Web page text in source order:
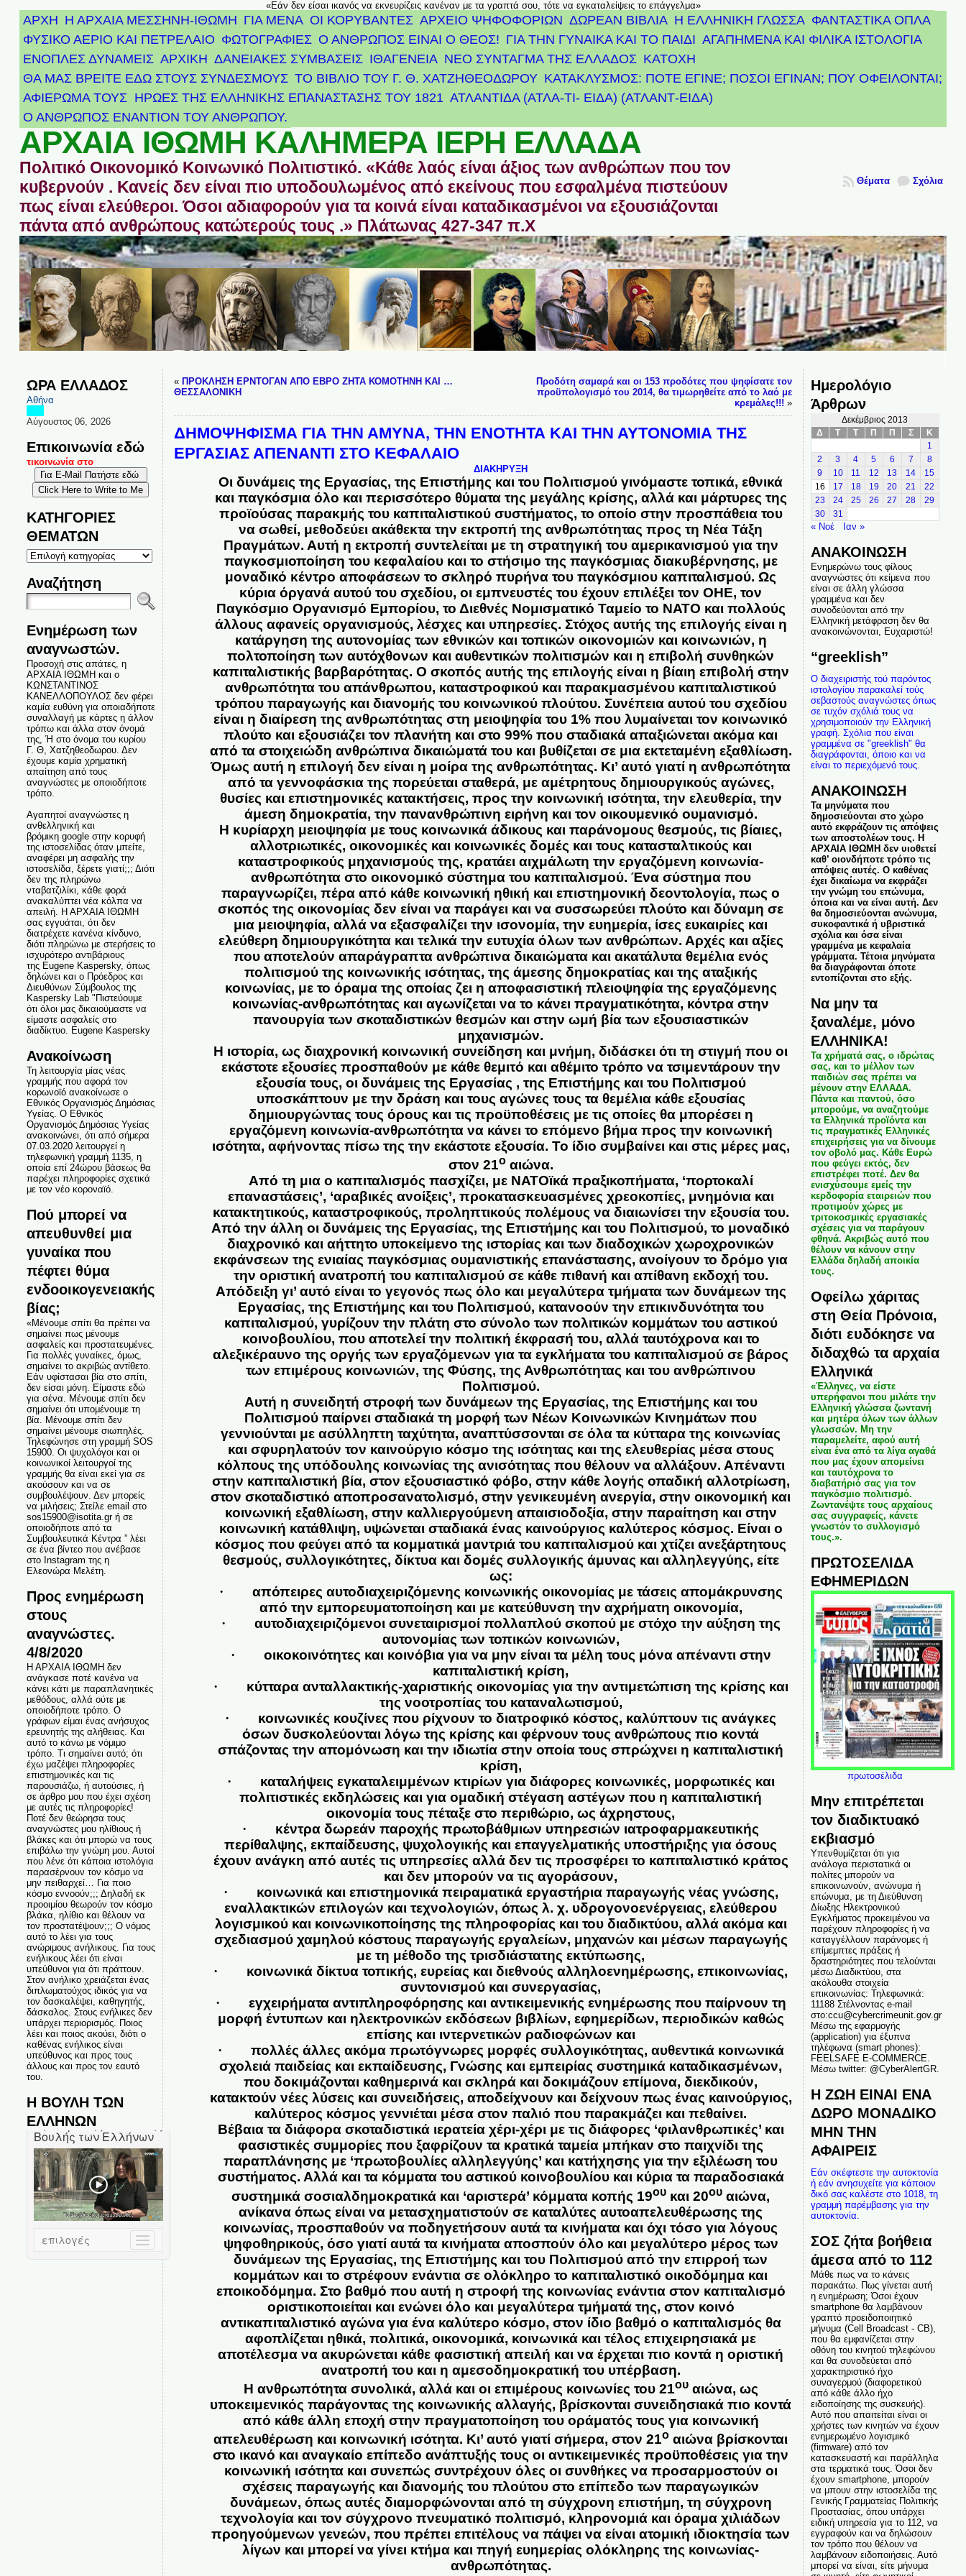
«Εάν δεν είσαι ικανός να εκνευρίζεις κανέναν με τα γραπτά σου, τότε να εγκαταλείψεις το επάγγελμα»
ΑΡΧΗ Η ΑΡΧΑΙΑ ΜΕΣΣΗΝΗ-ΙΘΩΜΗ ΓΙΑ ΜΕΝΑ ΟΙ ΚΟΡΥΒΑΝΤΕΣ ΑΡΧΕΊΟ ΨΗΦΟΦΟΡΙΏΝ ΔΩΡΕΑΝ ΒΙΒΛΙΑ Η ΕΛΛΗΝΙΚΗ ΓΛΩΣΣΑ ΦΑΝΤΑΣΤΙΚΑ ΟΠΛΑ
ΦΥΣΙΚΟ ΑΕΡΙΟ ΚΑΙ ΠΕΤΡΕΛΑΙΟ ΦΩΤΟΓΡΑΦΙΕΣ Ο ΑΝΘΡΩΠΟΣ ΕΙΝΑΙ Ο ΘΕΟΣ! ΓΙΑ ΤΗΝ ΓΥΝΑΙΚΑ ΚΑΙ ΤΟ ΠΑΙΔΙ ΑΓΑΠΗΜΕΝΑ ΚΑΙ ΦΙΛΙΚΑ ΙΣΤΟΛΟΓΙΑ
ΕΝΟΠΛΕΣ ΔΥΝΑΜΕΙΣ ΑΡΧΙΚΉ ΔΑΝΕΙΑΚΕΣ ΣΥΜΒΑΣΕΙΣ ΙΘΑΓΕΝΕΙΑ ΝΕΟ ΣΥΝΤΑΓΜΑ ΤΗΣ ΕΛΛΑΔΟΣ ΚΑΤΟΧΗ
ΘΑ ΜΑΣ ΒΡΕΙΤΕ ΕΔΩ ΣΤΟΥΣ ΣΥΝΔΕΣΜΟΥΣ ΤΟ ΒΙΒΛΙΟ ΤΟΥ Γ. Θ. ΧΑΤΖΗΘΕΟΔΩΡΟΥ ΚΑΤΑΚΛΥΣΜΟΣ: ΠΟΤΕ ΕΓΙΝΕ; ΠΟΣΟΙ ΕΓΙΝΑΝ; ΠΟΥ ΟΦΕΙΛΟΝΤΑΙ;
ΑΦΙΈΡΩΜΑ ΤΟΥΣ ΉΡΩΕΣ ΤΗΣ ΕΛΛΗΝΙΚΉΣ ΕΠΑΝΆΣΤΑΣΗΣ ΤΟΥ 1821 ΑΤΛΑΝΤΊΔΑ (ΑΤΛΑ-ΤΙ- ΕΙΔΑ) (ΑΤΛΑΝΤ-ΕΙΔΑ)
Ο ΑΝΘΡΩΠΟΣ ΕΝΑΝΤΙΟΝ ΤΟΥ ΑΝΘΡΩΠΟΥ.
ΑΡΧΑΙΑ ΙΘΩΜΗ ΚΑΛΗΜΕΡΑ ΙΕΡΗ ΕΛΛΑΔΑ
Πολιτικό Οικονομικό Κοινωνικό Πολιτιστικό. «Κάθε λαός είναι άξιος των ανθρώπων που τον
κυβερνούν . Κανείς δεν είναι πιο υποδουλωμένος από εκείνους που εσφαλμένα πιστεύουν
πως είναι ελεύθεροι. Όσοι αδιαφορούν για τα κοινά είναι καταδικασμένοι να εξουσιάζονται
πάντα από ανθρώπους κατώτερούς τους .» Πλάτωνας 427-347 π.Χ
Σχόλια
Θέματα
ΩΡΑ ΕΛΛΑΔΟΣ
Αθήνα
Αύγουστος 06, 2026
Επικοινωνία εδώ
στο
ΚΑΤΗΓΟΡΙΕΣ
ΘΕΜΑΤΩΝ
ΚΑΤΗΓΟΡΙΕΣ
ΘΕΜΑΤΩΝ
Αναζήτηση
Ενημέρωση των
αναγνωστών.
Προσοχή στις απάτες, η
ΑΡΧΑΙΑ ΙΘΩΜΗ και ο
ΚΩΝΣΤΑΝΤΙΝΟΣ
ΚΑΝΕΛΛΟΠΟΥΛΟΣ δεν φέρει
καμία ευθύνη για οποιαδήποτε
συναλλαγή με κάρτες η άλλον
τρόπω και άλλα στον όνομά
της, Ή στο όνομα του κυρίου
Γ. Θ, Χατζηθεοδωρου. Δεν
έχουμε καμία χρηματική
απαίτηση από τους
αναγνώστες με οποιοδήποτε
τρόπο.
Αγαπητοί αναγνώστες η
ανθελληνική και
βρόμικη google στην κορυφή
της ιστοσελίδας όταν μπείτε,
αναφέρει μη ασφαλής την
ιστοσελίδα, ξέρετε γιατί;;; Διότι
δεν της πληρώνω
νταβατζιλίκι, κάθε φορά
ανακαλύπτει νέα κόλπα να
απειλή. Η ΑΡΧΑΙΑ ΙΘΩΜΗ
σας εγγυάται, ότι δεν
διατρέχετε κανένα κίνδυνο,
διότι πληρώνω με στερήσεις το
ισχυρότερο αντιβάριους
της Eugene Kaspersky, όπως
δηλώνει και ο Πρόεδρος και
Διευθύνων Σύμβουλος της
Kaspersky Lab "Πιστεύουμε
ότι όλοι μας δικαιούμαστε να
είμαστε ασφαλείς στο
διαδίκτυο. Eugene Kaspersky
Ανακοίνωση
Τη λειτουργία μίας νέας
γραμμής που αφορά τον
κορωνοϊό ανακοίνωσε ο
Εθνικός Οργανισμός Δημόσιας
Υγείας. Ο Εθνικός
Οργανισμός Δημόσιας Υγείας
ανακοινώνει, ότι από σήμερα
07.03.2020 λειτουργεί η
τηλεφωνική γραμμή 1135, η
οποία επί 24ώρου βάσεως θα
παρέχει πληροφορίες σχετικά
με τον νέο κοροναϊό.
Πού μπορεί να
απευθυνθεί μια
γυναίκα που
πέφτει θύμα
ενδοοικογενειακής
βίας;
«Μένουμε σπίτι θα πρέπει να
σημαίνει πως μένουμε
ασφαλείς και προστατευμένες.
Για πολλές γυναίκες, όμως,
σημαίνει το ακριβώς αντίθετο.
Εάν υφίστασαι βία στο σπίτι,
δεν είσαι μόνη. Είμαστε εδώ
για σένα. Μένουμε σπίτι δεν
σημαίνει ότι υπομένουμε τη
βία. Μένουμε σπίτι δεν
σημαίνει μένουμε σιωπηλές.
Τηλεφώνησε στη γραμμή SOS
15900. Οι ψυχολόγοι και οι
κοινωνικοί λειτουργοί της
γραμμής θα είναι εκεί για σε
ακούσουν και να σε
συμβουλέψουν. Δεν μπορείς
να μιλήσεις; Στείλε email στο
sos15900@isotita.gr ή σε
οποιοδήποτε από τα
Συμβουλευτικά Κέντρα ” λέει
σε ένα βίντεο που ανέβασε
στο Instagram της η
Ελεονώρα Μελέτη.
Προς ενημέρωση
στους
αναγνώστες.
4/8/2020
Η ΑΡΧΑΙΑ ΙΘΩΜΗ δεν
ανάγκασε ποτέ κανένα να
κάνει κάτι με παραπλανητικές
μεθόδους, αλλά ούτε με
οποιοδήποτε τρόπο. Ο
γράφων είμαι ένας ανήσυχος
ερευνητής της αλήθειας. Και
αυτό το κάνω με νόμιμο
τρόπο. Τι σημαίνει αυτό; ότι
έχω μαζέψει πληροφορίες
επιστημονικές και τις
παρουσιάζω, ή αυτούσιες, ή
σε άρθρο μου που έχει σχέση
με αυτές τις πληροφορίες!
Ποτέ δεν θεώρησα τους
αναγνώστες μου ηλίθιους ή
βλάκες και ότι μπορώ να τους
επιβάλω την γνώμη μου. Αυτοί
που λένε ότι κάποια ιστολόγια
παρασέρνουν τον κόσμο να
μην πειθαρχεί… Για ποιο
κόσμο εννοούν;;; Δηλαδή εκ
προοιμίου θεωρούν τον κόσμο
βλάκα, ηλίθιο και θέλουν να
τον προστατέψουν;;; Ο νόμος
αυτό το λέει για τους
ανώριμους ανήλικους. Για τους
ενήλικους λέει ότι είναι
υπεύθυνοι για ότι πράττουν.
Στον ανήλικο χρειάζεται ένας
διπλωματούχος ιδικός για να
τον δασκαλέψει, καθηγητής,
δάσκαλος. Στους ενήλικες δεν
υπάρχει περιορισμός. Ποιος
λέει και ποιος ακούει, διότι ο
καθένας ενήλικος είναι
υπεύθυνος και προς τους
άλλους και προς τον εαυτό
του.
Η ΒΟΥΛΗ ΤΩΝ
ΕΛΛΗΝΩΝ
« ΠΡΟΚΛΗΣΗ ΕΡΝΤΟΓΑΝ ΑΠΟ ΕΒΡΟ ΖΗΤΑ ΚΟΜΟΤΗΝΗ ΚΑΙ …
ΘΕΣΣΑΛΟΝΙΚΗ
Προδότη σαμαρά και οι 153 προδότες που ψηφίσατε τον
προϋπολογισμό του 2014, θα τιμωρηθείτε από το λαό με
κρεμάλες!!! »
ΔΗΜΟΨΗΦΙΣΜΑ ΓΙΑ ΤΗΝ ΑΜΥΝΑ, ΤΗΝ ΕΝΟΤΗΤΑ ΚΑΙ ΤΗΝ ΑΥΤΟΝΟΜΙΑ ΤΗΣ
ΕΡΓΑΣΙΑΣ ΑΠΕΝΑΝΤΙ ΣΤΟ ΚΕΦΑΛΑΙΟ
ΔΙΑΚΗΡΥΞΗ
Οι δυνάμεις της Εργασίας, της Επιστήμης και του Πολιτισμού γινόμαστε τοπικά, εθνικά
και παγκόσμια όλο και περισσότερο θύματα της μεγάλης κρίσης, αλλά και μάρτυρες της
προϊούσας παρακμής του καπιταλιστικού συστήματος, το οποίο στην προσπάθεια του
να σωθεί, μεθοδεύει ακάθεκτα την εκτροπή της ανθρωπότητας προς τη Νέα Τάξη
Πραγμάτων. Αυτή η εκτροπή συντελείται με τη στρατηγική του αμερικανισμού για την
παγκοσμιοποίηση του κεφαλαίου και το στήσιμο της παγκόσμιας διακυβέρνησης, με
μοναδικό κέντρο αποφάσεων το σκληρό πυρήνα του παγκόσμιου καπιταλισμού. Ως
κύρια όργανά αυτού του σχεδίου, οι εμπνευστές του έχουν επιλέξει τον ΟΗΕ, τον
Παγκόσμιο Οργανισμό Εμπορίου, το Διεθνές Νομισματικό Ταμείο το ΝΑΤΟ και πολλούς
άλλους αφανείς οργανισμούς, λέσχες και υπηρεσίες. Στόχος αυτής της επιλογής είναι η
κατάργηση της αυτονομίας των εθνικών και τοπικών οικονομιών και κοινωνιών, η
πολτοποίηση των αυτόχθονων και αυθεντικών πολιτισμών και η επιβολή συνθηκών
καπιταλιστικής βαρβαρότητας. Ο σκοπός αυτής της επιλογής είναι η βίαιη επιβολή στην
ανθρωπότητα του απάνθρωπου, καταστροφικού και παρακμασμένου καπιταλιστικού
τρόπου παραγωγής και διανομής του κοινωνικού πλούτου. Συνέπεια αυτού του σχεδίου
είναι η διαίρεση της ανθρωπότητας στη μειοψηφία του 1% που λυμαίνεται τον κοινωνικό
πλούτο και εξουσιάζει τον πλανήτη και στο 99% που σταδιακά απαξιώνεται ακόμα και
από τα στοιχειώδη ανθρώπινα δικαιώματά του και βυθίζεται σε μια εκτεταμένη εξαθλίωση.
Όμως αυτή η επιλογή δεν είναι η μοίρα της ανθρωπότητας. Κι’ αυτό γιατί η ανθρωπότητα
από τα γεννοφάσκια της πορεύεται σταθερά, με αμέτρητους δημιουργικούς αγώνες,
θυσίες και επιστημονικές κατακτήσεις, προς την κοινωνική ισότητα, την ελευθερία, την
άμεση δημοκρατία, την πανανθρώπινη ειρήνη και τον οικουμενικό ουμανισμό.
Η κυρίαρχη μειοψηφία με τους κοινωνικά άδικους και παράνομους θεσμούς, τις βίαιες,
αλλοτριωτικές, οικονομικές και κοινωνικές δομές και τους κατασταλτικούς και
καταστροφικούς μηχανισμούς της, κρατάει αιχμάλωτη την εργαζόμενη κοινωνία-
ανθρωπότητα στο οικονομικό σύστημα του καπιταλισμού. Ένα σύστημα που
παραγνωρίζει, πέρα από κάθε κοινωνική ηθική και επιστημονική δεοντολογία, πως ο
σκοπός της οικονομίας δεν είναι να παράγει και να συσσωρεύει πλούτο και δύναμη σε
μια μειοψηφία, αλλά να εξασφαλίζει την ισονομία, την ευημερία, ίσες ευκαιρίες και
ελεύθερη δημιουργικότητα και τελικά την ευτυχία όλων των ανθρώπων. Αρχές και αξίες
που αποτελούν απαράγραπτα ανθρώπινα δικαιώματα και ακατάλυτα θεμέλια ενός
πολιτισμού της κοινωνικής ισότητας, της άμεσης δημοκρατίας και της αταξικής
κοινωνίας, με το όραμα της οποίας ζει η αποφασιστική πλειοψηφία της εργαζόμενης
κοινωνίας-ανθρωπότητας και αγωνίζεται να το κάνει πραγματικότητα, κόντρα στην
πανουργία των σκοταδιστικών θεσμών και στην ωμή βία των εξουσιαστικών
μηχανισμών.
Η ιστορία, ως διαχρονική κοινωνική συνείδηση και μνήμη, διδάσκει ότι τη στιγμή που οι
εκάστοτε εξουσίες προσπαθούν με κάθε θεμιτό και αθέμιτο τρόπο να τσιμεντάρουν την
εξουσία τους, οι δυνάμεις της Εργασίας , της Επιστήμης και του Πολιτισμού
υποσκάπτουν με την δράση και τους αγώνες τους τα θεμέλια κάθε εξουσίας
δημιουργώντας τους όρους και τις προϋποθέσεις με τις οποίες θα μπορέσει η
εργαζόμενη κοινωνία-ανθρωπότητα να κάνει το επόμενο βήμα προς την κοινωνική
ισότητα, αφήνοντας πίσω της την εκάστοτε εξουσία. Το ίδιο συμβαίνει και στις μέρες μας,
στον 21οαιώνα.
Από τη μια ο καπιταλισμός πασχίζει, με ΝΑΤΟϊκά πραξικοπήματα, ‘πορτοκαλί
επαναστάσεις’, ‘αραβικές ανοίξεις’, προκατασκευασμένες χρεοκοπίες, μνημόνια και
κατακτητικούς, καταστροφικούς, προληπτικούς πολέμους να διαιωνίσει την εξουσία του.
Από την άλλη οι δυνάμεις της Εργασίας, της Επιστήμης και του Πολιτισμού, το μοναδικό
διαχρονικό και αήττητο υποκείμενο της ιστορίας και των διαδοχικών χωροχρονικών
εκφάνσεων της ενιαίας παγκόσμιας ουμανιστικής επανάστασης, ανοίγουν το δρόμο για
την οριστική ανατροπή του καπιταλισμού σε κάθε πιθανή και απίθανη εκδοχή του.
Απόδειξη γι’ αυτό είναι το γεγονός πως όλο και μεγαλύτερα τμήματα των δυνάμεων της
Εργασίας, της Επιστήμης και του Πολιτισμού, κατανοούν την επικινδυνότητα του
καπιταλισμού, γυρίζουν την πλάτη στο σύνολο των πολιτικών κομμάτων του αστικού
κοινοβουλίου, που αποτελεί την πολιτική έκφρασή του, αλλά ταυτόχρονα και το
αλεξικέραυνο της οργής των εργαζόμενων για τα εγκλήματα του καπιταλισμού σε βάρος
των επιμέρους κοινωνιών, της Φύσης, της Ανθρωπότητας και του ανθρώπινου
Πολιτισμού.
Αυτή η συνειδητή στροφή των δυνάμεων της Εργασίας, της Επιστήμης και του
Πολιτισμού παίρνει σταδιακά τη μορφή των Νέων Κοινωνικών Κινημάτων που
γεννιούνται με ασύλληπτη ταχύτητα, αναπτύσσονται σε όλα τα κύτταρα της κοινωνίας
και σφυρηλατούν τον καινούργιο κόσμο της ισότητας και της ελευθερίας μέσα στους
κόλπους της υπόδουλης κοινωνίας της ανισότητας που θέλουν να αλλάξουν. Απέναντι
στην καπιταλιστική βία, στον εξουσιαστικό φόβο, στην κάθε λογής οπαδική αλλοτρίωση,
στον σκοταδιστικό αποπροσανατολισμό, στην γενικευμένη ανεργία, στην οικονομική και
κοινωνική εξαθλίωση, στην καλλιεργούμενη απαισιοδοξία, στην παραίτηση και στην
κοινωνική κατάθλιψη, υψώνεται σταδιακά ένας καινούργιος καλύτερος κόσμος. Είναι ο
κόσμος που φεύγει από τα κομματικά μαντριά του καπιταλισμού και χτίζει ανεξάρτητους
θεσμούς, συλλογικότητες, δίκτυα και δομές συλλογικής άμυνας και αλληλεγγύης, είτε
ως:
·
απόπειρες αυτοδιαχειριζόμενης κοινωνικής οικονομίας με τάσεις απομάκρυνσης
από την εμπορευματοποίηση και με κατεύθυνση την αχρήματη οικονομία,
·
αυτοδιαχειριζόμενοι συνεταιρισμοί πολλαπλού σκοπού με στόχο την αύξηση της
αυτονομίας των τοπικών κοινωνιών,
·
οικοκοινότητες και κοινόβια για να μην είναι τα μέλη τους μόνα απέναντι στην
καπιταλιστική κρίση,
·
κύτταρα ανταλλακτικής-χαριστικής οικονομίας για την αντιμετώπιση της κρίσης και
της νοοτροπίας του καταναλωτισμού,
·
κοινωνικές κουζίνες που ρίχνουν το διατροφικό κόστος, καλύπτουν τις ανάγκες
όσων δυσκολεύονται λόγω της κρίσης και φέρνουν τους ανθρώπους πιο κοντά
σπάζοντας την απομόνωση και την ιδιωτία στην οποία τους σπρώχνει η καπιταλιστική
κρίση,
·
καταλήψεις εγκαταλειμμένων κτιρίων για διάφορες κοινωνικές, μορφωτικές και
πολιτιστικές εκδηλώσεις και για ομαδική στέγαση αστέγων που η καπιταλιστική
οικονομία τους πέταξε στο περιθώριο, ως άχρηστους,
·
κέντρα δωρεάν παροχής πρωτοβάθμιων υπηρεσιών ιατροφαρμακευτικής
περίθαλψης, εκπαίδευσης, ψυχολογικής και επαγγελματικής υποστήριξης για όσους
έχουν ανάγκη από αυτές τις υπηρεσίες αλλά δεν τις προσφέρει το καπιταλιστικό κράτος
και δεν μπορούν να τις αγοράσουν,
·
κοινωνικά και επιστημονικά πειραματικά εργαστήρια παραγωγής νέας γνώσης,
εναλλακτικών επιλογών και τεχνολογιών, όπως λ. χ. υδρογονοενέργειας, ελεύθερου
λογισμικού και κοινωνικοποίησης της πληροφορίας και του διαδικτύου, αλλά ακόμα και
σχεδιασμού χαμηλού κόστους παραγωγής εργαλείων, μηχανών και μέσων παραγωγής
με τη μέθοδο της τρισδιάστατης εκτύπωσης,
·
κοινωνικά δίκτυα τοπικής, ευρείας και διεθνούς αλληλοενημέρωσης, επικοινωνίας,
συντονισμού και συνεργασίας,
·
εγχειρήματα αντιπληροφόρησης και αντικειμενικής ενημέρωσης που παίρνουν τη
μορφή έντυπων και ηλεκτρονικών εκδόσεων βιβλίων, εφημερίδων, περιοδικών καθώς
επίσης και ιντερνετικών ραδιοφώνων και
·
πολλές άλλες ακόμα πρωτόγνωρες μορφές συλλογικότητας, αυθεντικά κοινωνικά
σχολειά παιδείας και εκπαίδευσης, Γνώσης και εμπειρίας συστημικά καταδικασμένων,
που δοκιμάζονται καθημερινά και σκληρά και δοκιμάζουν επίμονα, διεκδικούν,
κατακτούν νέες λύσεις και συνειδήσεις, αποδείχνουν και δείχνουν πως ένας καινούργιος,
καλύτερος κόσμος γεννιέται μέσα στον παλιό που παρακμάζει και πεθαίνει.
Βέβαια τα διάφορα σκοταδιστικά ιερατεία χέρι-χέρι με τις διάφορες ‘φιλανθρωπικές’ και
φασιστικές συμμορίες που ξαφρίζουν τα κρατικά ταμεία μπήκαν στο παιχνίδι της
παραπλάνησης με ‘πρωτοβουλίες αλληλεγγύης’ και κατήχησης για την εξιλέωση του
συστήματος. Αλλά και τα κόμματα του αστικού κοινοβουλίου και κύρια τα παραδοσιακά
συστημικά σοσιαλδημοκρατικά και ‘αριστερά’ κόμματα κοπής 19ου και 20ου αιώνα,
ανίκανα όπως είναι να μετασχηματιστούν σε καταλύτες αυτοαπελευθέρωσης της
κοινωνίας, προσπαθούν να ποδηγετήσουν αυτά τα κινήματα και όχι τόσο για λόγους
ψηφοθηρικούς, όσο γιατί αυτά τα κινήματα αποσπούν όλο και μεγαλύτερο μέρος των
δυνάμεων της Εργασίας, της Επιστήμης και του Πολιτισμού από την επιρροή των
κομμάτων και το στρέφουν ενάντια σε ολόκληρο το καπιταλιστικό οικοδόμημα και
εποικοδόμημα. Στο βαθμό που αυτή η στροφή της κοινωνίας ενάντια στον καπιταλισμό
οριστικοποιείται και ενώνει όλο και μεγαλύτερα τμήματά της, στον κοινό
αντικαπιταλιστικό αγώνα για ένα καλύτερο κόσμο, στον ίδιο βαθμό ο καπιταλισμός θα
αφοπλίζεται ηθικά, πολιτικά, οικονομικά, κοινωνικά και τέλος επιχειρησιακά με
αποτέλεσμα να ακυρώνεται κάθε φασιστική απειλή και να έρχεται πιο κοντά η οριστική
ανατροπή του και η αμεσοδημοκρατική του υπέρβαση.
Η ανθρωπότητα συνολικά, αλλά και οι επιμέρους κοινωνίες του 21ουαιώνα, ως
υποκειμενικός παράγοντας της κοινωνικής αλλαγής, βρίσκονται συνειδησιακά πιο κοντά
από κάθε άλλη εποχή στην πραγματοποίηση του οράματός τους για κοινωνική
απελευθέρωση και κοινωνική ισότητα. Κι’ αυτό γιατί σήμερα, στον 21ο αιώνα βρίσκονται
στο ικανό και αναγκαίο επίπεδο ανάπτυξής τους οι αντικειμενικές προϋποθέσεις για την
κοινωνική ισότητα και συνεπώς συντρέχουν όλες οι συνθήκες να προσαρμοστούν οι
σχέσεις παραγωγής και διανομής του πλούτου στο επίπεδο των παραγωγικών
δυνάμεων, όπως αυτές διαμορφώνονται από τη σύγχρονη επιστήμη, τη σύγχρονη
τεχνολογία και τον σύγχρονο πνευματικό πολιτισμό, κληρονομιά και όραμα χιλιάδων
προηγούμενων γενεών, που πρέπει επιτέλους να πάψει να είναι ατομική ιδιοκτησία των
λίγων και μπορεί να γίνει κτήμα και πηγή ευημερίας ολόκληρης της κοινωνίας-
ανθρωπότητας.
Ημερολόγιο
Άρθρων
Δεκέμβριος 2013
Δ
Τ Τ Π Π Σ
Κ
1
2
3 4 5 6 7
8
9
10 11 12 13 14
15
16
17 18 19 20 21
22
23
24 25 26 27 28
29
30
31
« Νοέ Ιαν »
ΑΝΑΚΟΙΝΩΣΗ
Ενημερώνω τους φίλους
αναγνώστες ότι κείμενα που
είναι σε άλλη γλώσσα
γραμμένα και δεν
συνοδεύονται από την
Ελληνική μετάφραση δεν θα
ανακοινώνονται, Ευχαριστώ!
“greeklish”
Ο διαχειριστής τού παρόντος
ιστολογίου παρακαλεί τούς
σεβαστούς αναγνώστες όπως
σε τυχόν σχόλιά τους να
χρησιμοποιούν την Ελληνική
γραφή. Σχόλια που είναι
γραμμένα σε "greeklish" θα
διαγράφονται, όποιο και να
είναι το περιεχόμενό τους.
ΑΝΑΚΟΙΝΩΣΗ
Τα μηνύματα που
δημοσιεύονται στο χώρο
αυτό εκφράζουν τις απόψεις
των αποστολέων τους. Η
ΑΡΧΑΙΑ ΙΘΩΜΗ δεν υιοθετεί
καθ’ οιονδήποτε τρόπο τις
απόψεις αυτές. Ο καθένας
έχει δικαίωμα να εκφράζει
την γνώμη του επώνυμα,
όποια και να είναι αυτή. Δεν
θα δημοσιεύονται ανώνυμα,
συκοφαντικά ή υβριστικά
σχόλια και όσα είναι
γραμμένα με κεφαλαία
γράμματα. Τέτοια μηνύματα
θα διαγράφονται όποτε
εντοπίζονται στο εξής.
Να μην τα
ξαναλέμε, μόνο
ΕΛΛΗΝΙΚΑ!
Τα χρήματά σας, ο ιδρώτας
σας, και το μέλλον των
παιδιών σας πρέπει να
μένουν στην ΕΛΛΑΔΑ.
Πάντα και παντού, όσο
μπορούμε, να αναζητούμε
τα Ελληνικά προϊόντα και
τις πραγματικές Ελληνικές
επιχειρήσεις για να δίνουμε
τον οβολό μας. Κάθε Ευρώ
που φεύγει εκτός, δεν
επιστρέφει ποτέ. Δεν θα
ενισχύσουμε εμείς την
κερδοφορία εταιρειών που
προτιμούν χώρες με
τριτοκοσμικές εργασιακές
σχέσεις για να παράγουν
φθηνά. Ακριβώς αυτό που
θέλουν να κάνουν στην
Ελλάδα δηλαδή αποικία
τους.
Οφείλω χάριτας
στη Θεία Πρόνοια,
διότι ευδόκησε να
διδαχθώ τα αρχαία
Ελληνικά
«Έλληνες, να είστε
υπερήφανοι που μιλάτε την
Ελληνική γλώσσα ζωντανή
και μητέρα όλων των άλλων
γλωσσών. Μη την
παραμελείτε, αφού αυτή
είναι ένα από τα λίγα αγαθά
που μας έχουν απομείνει
και ταυτόχρονα το
διαβατήριό σας για τον
παγκόσμιο πολιτισμό.
Ζωντανέψτε τους αρχαίους
σας συγγραφείς, κάνετε
γνωστόν το συλλογισμό
τους.».
ΠΡΩΤΟΣΕΛΙΔΑ
ΕΦΗΜΕΡΙΔΩΝ
πρωτοσέλιδα
Μην επιτρέπεται
τον διαδικτυακό
εκβιασμό
Υπενθυμίζεται ότι για
ανάλογα περιστατικά οι
πολίτες μπορούν να
επικοινωνούν, ανώνυμα ή
επώνυμα, με τη Διεύθυνση
Δίωξης Ηλεκτρονικού
Εγκλήματος προκειμένου να
παρέχουν πληροφορίες ή να
καταγγέλλουν παράνομες ή
επίμεμπτες πράξεις ή
δραστηριότητες που τελούνται
μέσω Διαδικτύου, στα
ακόλουθα στοιχεία
επικοινωνίας: Τηλεφωνικά:
11188 Στέλνοντας e-mail
στο:ccu@cybercrimeunit.gov.gr
Μέσω της εφαρμογής
(application) για έξυπνα
τηλέφωνα (smart phones):
FEELSAFE E-COMMERCE.
Μέσω twitter: @CyberAlertGR.
Η ΖΩΗ ΕΙΝΑΙ ΕΝΑ
ΔΩΡΟ ΜΟΝΑΔΙΚΟ
ΜΗΝ ΤΗΝ
ΑΦΑΙΡΕΙΣ
Εάν σκέφτεστε την αυτοκτονία
ή εάν ανησυχείτε για κάποιον
δικό σας καλέστε στο 1018, τη
γραμμή παρέμβασης για την
αυτοκτονία.
ΣΟΣ ζήτα βοήθεια
άμεσα από το 112
Μάθε πως να το κάνεις
παρακάτω. Πως γίνεται αυτή
η ενημέρωση; Όσοι έχουν
smartphone θα λαμβάνουν
γραπτό προειδοποιητικό
μήνυμα (Cell Broadcast - CB),
που θα εμφανίζεται στην
οθόνη του κινητού τηλεφώνου
και θα συνοδεύεται από
χαρακτηριστικό ήχο
συναγερμού (διαφορετικού
από κάθε άλλο ήχο
ειδοποίησης της συσκευής).
Αυτό που απαιτείται είναι οι
χρήστες των κινητών να έχουν
ενημερωμένο λογισμικό
(firmware) από τον
κατασκευαστή και παράλληλα
στα τερματικά τους. Όσοι δεν
έχουν smartphone, μπορούν
να μπουν στην ιστοσελίδα της
Γενικής Γραμματείας Πολιτικής
Προστασίας, όπου υπάρχει
ειδική υπηρεσία για το 112, να
εγγραφούν και να δηλώσουν
τον τρόπο που θέλουν να
λαμβάνουν ειδοποιήσεις. Αυτό
μπορεί να είναι, είτε μήνυμα